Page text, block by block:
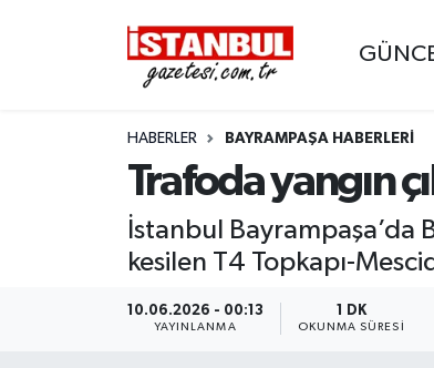
HABERLER BAYRAMPAŞA HABERLERI
Trafoda yangın
İstanbul Bayrampaşa’da
kesilen T4 Topkapı-
10.06.2026 - 00:13
YAYINLANMA
1 DK
OKUNMA SÜRESI
EKONOMİ
İSTANBUL
Nöbetçi Eczaneler
Hava Durumu
Trafik Durumu
Süper Lig Puan Durumu ve Fikstür
Tüm Manşetler